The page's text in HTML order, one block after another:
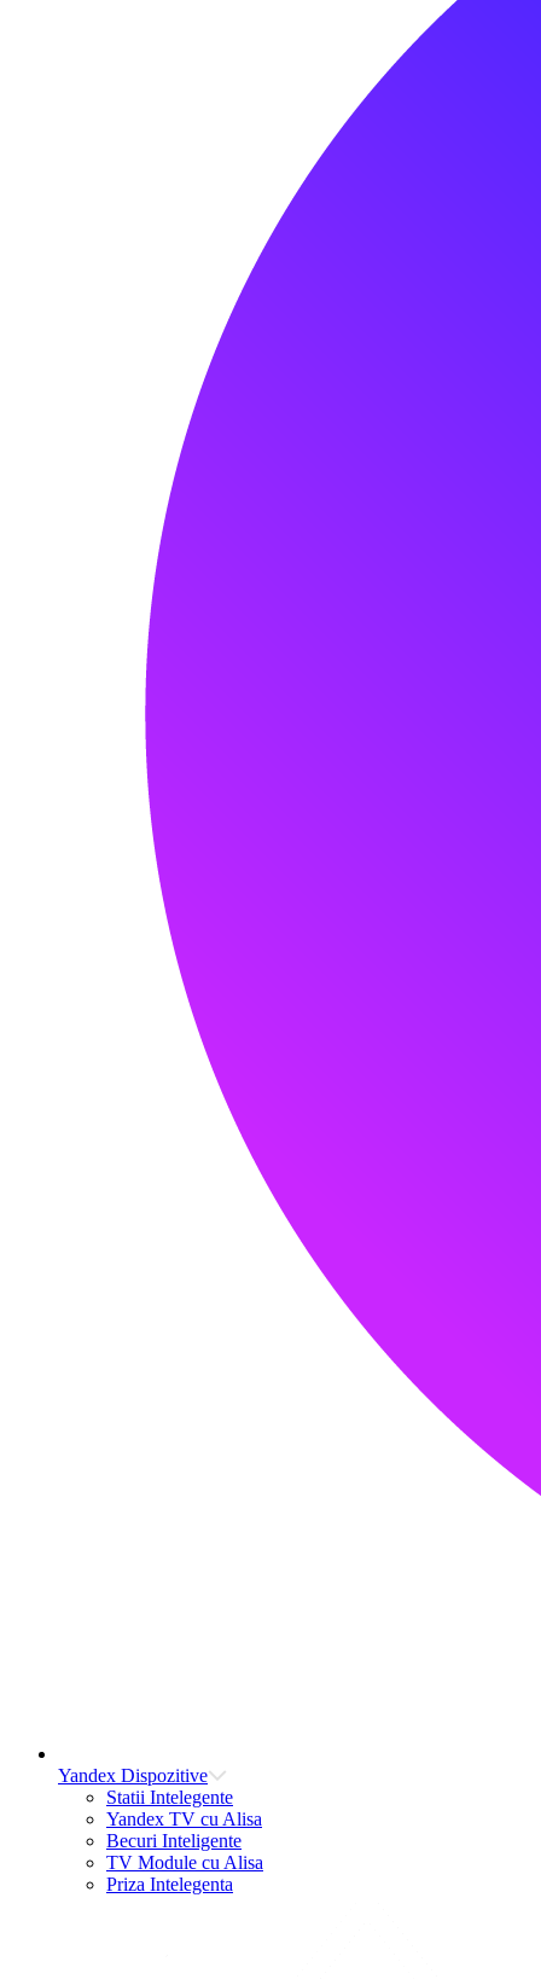
Yandex Dispozitive
Statii Intelegente
Yandex TV cu Alisa
Becuri Inteligente
TV Module cu Alisa
Priza Intelegenta